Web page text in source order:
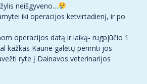
neišgyveno…
iki operacijos ketvirtadienį, ir po
operacijos datą ir laiką- rugpjūčio 1
kažkas Kaune galėtų perimti jos
ryte į Dainavos veterinarijos